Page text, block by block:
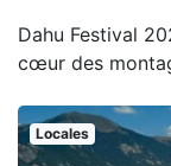
Dahu Festival
cœur des
Locales